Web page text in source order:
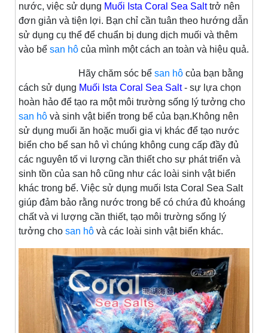
nước, việc sử dụng Muối Ista Coral Sea Salttrở nên
đơn giản và tiện lợi. Bạn chỉ cần tuân theo hướng dẫn
sử dụng cụ thể để chuẩn bị dung dịch muối và thêm
vào bể san hô của mình một cách an toàn và hiệu quả.
Hãy chăm sóc bể san hô của bạn bằng
cách sử dụng Muối Ista Coral Sea Salt- sự lựa chọn
hoàn hảo để tạo ra một môi trường sống lý tưởng cho
san hô và sinh vật biển trong bể của bạn.Không nên
sử dụng muối ăn hoặc muối gia vị khác để tạo nước
biển cho bể san hô vì chúng không cung cấp đầy đủ
các nguyên tố vi lượng cần thiết cho sự phát triển và
sinh tồn của san hô cũng như các loài sinh vật biển
khác trong bể. Việc sử dụng muối Ista Coral Sea Salt
giúp đảm bảo rằng nước trong bể có chứa đủ khoáng
chất và vi lượng cần thiết, tạo môi trường sống lý
tưởng cho san hô và các loài sinh vật biển khác.